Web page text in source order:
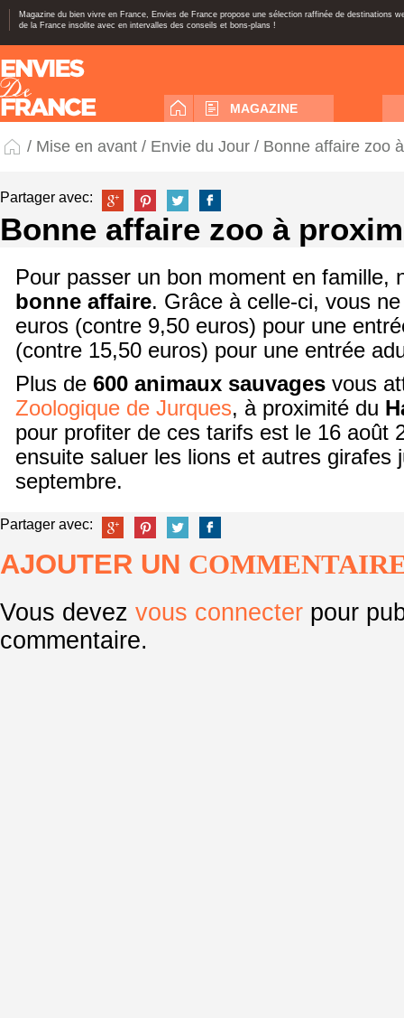
Magazine du bien vivre en France, Envies de France propose une sélection raffinée de destinations
de la France insolite avec en intervalles des conseils et bons-plans !
MAGAZINE
/ Mise en avant / Envie du Jour / Bonne affaire zoo
Partager avec:
Bonne affaire zoo à
Pour passer un bon moment en famille,
bonne affaire. Grâce à celle-ci, vous
euros (contre 9,50 euros) pour une
(contre 15,50 euros) pour une entrée
Plus de 600 animaux sauvages vous
Zoologique de Jurques, à proximité du
pour profiter de ces tarifs est le 16 août
ensuite saluer les lions et autres girafes
septembre.
Partager avec:
AJOUTER UN
Vous devez vous connecter pour
commentaire.